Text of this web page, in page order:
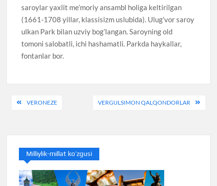
saroylar yaxlit me’moriy ansambl holiga keltirilgan
(1661-1708 yillar, klassisizm uslubida). Ulug’vor saroy
ulkan Park bilan uzviy bog’langan. Saroyning old
tomoni salobatli, ichi hashamatli. Parkda haykallar,
fontanlar bor.
PostVERONEZE VERGULSIMON QALQONDORLAR
Milliylik-millat ko’zgusi